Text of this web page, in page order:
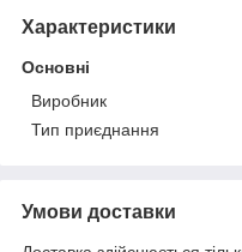
Характеристики
Основні
Виробник
Тип приєднання
Умови доставки